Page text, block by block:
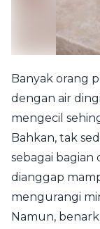
Banyak orang
dengan air
mengecil
Bahkan, tak
sebagai bagian
dianggap
mengurangi
Namun,